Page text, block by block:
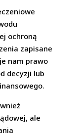
ochroną
zapisane
nam prawo
decyzji lub
ale